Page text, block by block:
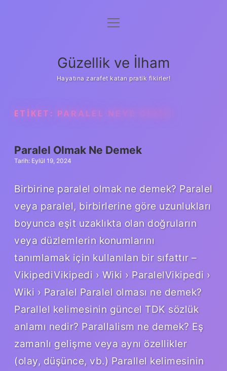
Anasayfa
Yasal Uyarı
menüyü
Güzellik ve İlham
Hayatına zarafet katan pratik fikirler!
ETIKET: PARALEL NEYE DENIR
Paralel Olmak Ne Demek
Tarih: Eylül 19, 2024
Birbirine paralel olmak ne demek? Paralel
veya paralel, birbirlerine göre uzunlukları
boyunca eşit uzaklıkta olan doğruların
veya düzlemlerin konumlarını
tanımlamak için kullanılan bir sıfattır –
VikipediVikipedi › Wiki › ParalelVikipedi ›
Wiki › Paralel Paralel olması ne demek?
Parallel kelimesinin güncel TDK sözlük
anlamı nedir? Parallalism ne demek? Eş
zamanlı gelişme veya aynı özellikler
(olay, düşünce, vb.) Parallel kelimesinin